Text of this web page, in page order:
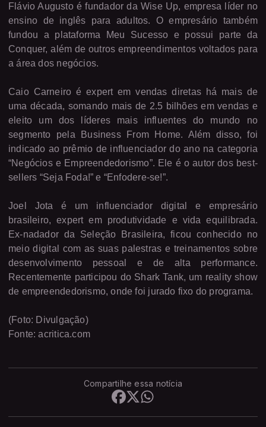
Flávio Augusto é fundador da Wise Up, empresa líder no
ensino de inglês para adultos. O empresário também
fundou a plataforma Meu Sucesso e possui parte da
Conquer, além de outros empreendimentos voltados para
a área dos negócios.
Caio Carneiro é expert em vendas diretas há mais de
uma década, somando mais de 2.5 bilhões em vendas e
eleito um dos líderes mais influentes do mundo no
segmento pela Business From Home. Além disso, foi
indicado ao prêmio de influenciador do ano na categoria
“Negócios e Empreendedorismo”. Ele é o autor dos best-
sellers “Seja Foda!” e “Enfodere-se!”.
Joel Jota é um influenciador digital e empresário
brasileiro, expert em produtividade e vida equilibrada.
Ex-nadador da Seleção Brasileira, ficou conhecido no
meio digital com as suas palestras e treinamentos sobre
desenvolvimento pessoal e de alta performance.
Recentemente participou do Shark Tank, um reality show
de empreendedorismo, onde foi jurado fixo do programa.
(Foto: Divulgação)
Fonte: acritica.com
Compartilhe essa notícia